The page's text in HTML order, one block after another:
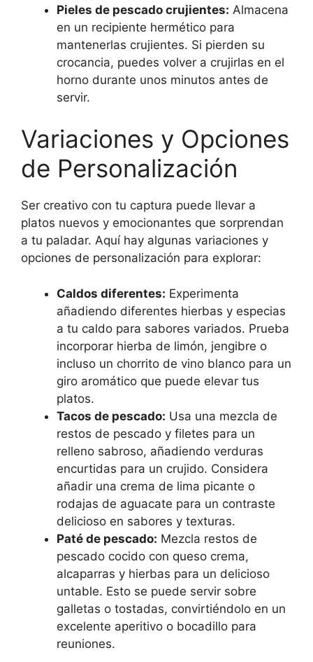
Pieles de pescado crujientes: Almacena
en un recipiente hermético para
mantenerlas crujientes. Si pierden su
crocancia, puedes volver a crujirlas en el
horno durante unos minutos antes de
servir.
Variaciones y Opciones
de Personalización
Ser creativo con tu captura puede llevar a
platos nuevos y emocionantes que sorprendan
a tu paladar. Aquí hay algunas variaciones y
opciones de personalización para explorar:
Caldos diferentes: Experimenta
añadiendo diferentes hierbas y especias
a tu caldo para sabores variados. Prueba
incorporar hierba de limón, jengibre o
incluso un chorrito de vino blanco para un
giro aromático que puede elevar tus
platos.
Tacos de pescado: Usa una mezcla de
restos de pescado y filetes para un
relleno sabroso, añadiendo verduras
encurtidas para un crujido. Considera
añadir una crema de lima picante o
rodajas de aguacate para un contraste
delicioso en sabores y texturas.
Paté de pescado: Mezcla restos de
pescado cocido con queso crema,
alcaparras y hierbas para un delicioso
untable. Esto se puede servir sobre
galletas o tostadas, convirtiéndolo en un
excelente aperitivo o bocadillo para
reuniones.